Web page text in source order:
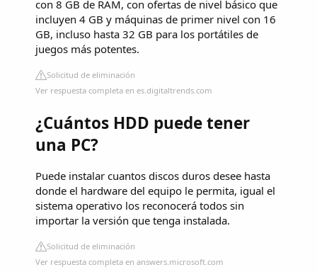
con 8 GB de RAM, con ofertas de nivel básico que
incluyen 4 GB y máquinas de primer nivel con 16
GB, incluso hasta 32 GB para los portátiles de
juegos más potentes.
Solicitud de eliminación
Ver respuesta completa en es.digitaltrends.com
¿Cuántos HDD puede tener
una PC?
Puede instalar cuantos discos duros desee hasta
donde el hardware del equipo le permita, igual el
sistema operativo los reconocerá todos sin
importar la versión que tenga instalada.
Solicitud de eliminación
Ver respuesta completa en answers.microsoft.com